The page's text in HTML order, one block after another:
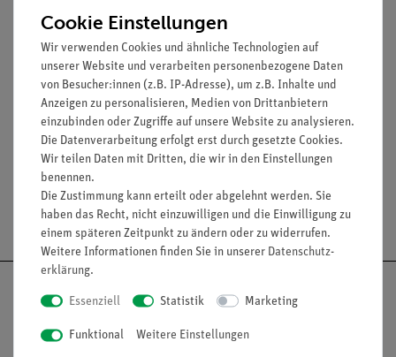
Gefahrensymbole - Finde die Bildpaare
Charakteristische Röntgenstrahlung - Lückentext
Röntgenspektrum - Bildzuordnung
Zubehör
Versandkostenfrei ab 300,- €
Nach oben
Cookie Einstellungen
Wir verwenden Cookies und ähnliche Technologien auf
unserer Website und verarbeiten personenbezogene Daten
von Besucher:innen (z.B. IP-Adresse), um z.B. Inhalte und
Anzeigen zu personalisieren, Medien von Drittanbietern
einzubinden oder Zugriffe auf unsere Website zu analysieren.
Die Datenverarbeitung erfolgt erst durch gesetzte Cookies.
Wir teilen Daten mit Dritten, die wir in den Einstellungen
benennen.
Die Zustimmung kann erteilt oder abgelehnt werden. Sie
haben das Recht, nicht einzuwilligen und die Einwilligung zu
einem späteren Zeitpunkt zu ändern oder zu widerrufen.
Weitere Informationen finden Sie in unserer Daten­schutz­
erklärung.
Essenziell Statistik Marketing
Funktional Weitere Einstellungen